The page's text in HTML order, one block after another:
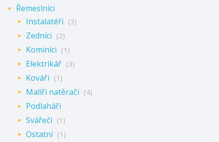
Řemeslníci
Instalatéři (3)
Zedníci (2)
Kominíci (1)
Elektrikář (3)
Kováři (1)
Malíři natěrači (4)
Podlaháři
Svářeči (1)
Ostatní (1)